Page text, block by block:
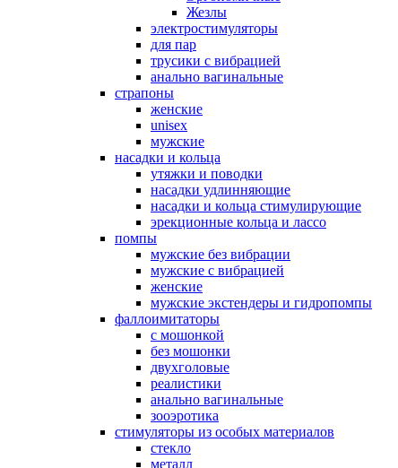
Жезлы
электростимуляторы
для пар
трусики с вибрацией
анально вагинальные
страпоны
женские
unisex
мужские
насадки и кольца
утяжки и поводки
насадки удлинняющие
насадки и кольца стимулирующие
эрекционные кольца и лассо
помпы
мужские без вибрации
мужские с вибрацией
женские
мужские экстендеры и гидропомпы
фаллоимитаторы
с мошонкой
без мошонки
двухголовые
реалистики
анально вагинальные
зооэротика
стимуляторы из особых материалов
стекло
металл